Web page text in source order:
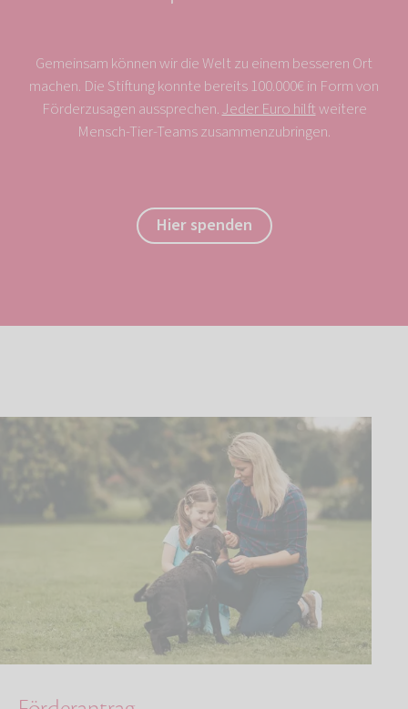
Gemeinsam können wir die Welt zu einem besseren Ort
machen. Die Stiftung konnte bereits 100.000€ in Form von
Förderzusagen aussprechen.Jeder Euro hilftweitere
Mensch-Tier-Teams zusammenzubringen.
Hier spenden